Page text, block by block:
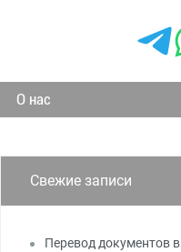
О нас
Свежие записи
Перевод документов в